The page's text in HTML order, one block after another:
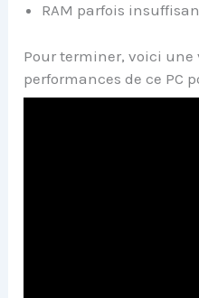
RAM parfois
Pour terminer, voici
performances de ce PC